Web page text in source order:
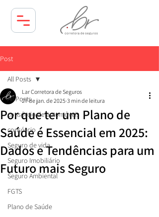
Post
All Posts
consórcio de automóveis
consórcio
Seguro de vida
Seguro Imobiliário
Seguro Ambiental
FGTS
Plano de Saúde
All Posts
Por que ter um Plano de
Saúde é Essencial em 2025:
Dados e Tendências para um
Futuro mais Seguro
Lar Corretora de Seguros
27 de jan. de 2025 3 min de leitura